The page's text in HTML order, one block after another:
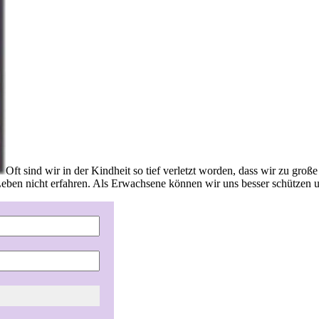
Oft sind wir in der Kindheit so tief verletzt worden, dass wir zu
nicht erfahren. Als Erwachsene können wir uns besser schützen